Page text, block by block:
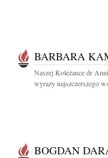
BARBARA
Naszej Koleżance dr
wyrazy najszczerszego
BOGDAN